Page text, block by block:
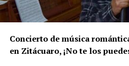
Concierto de música
en Zitácuaro, ¡No te los